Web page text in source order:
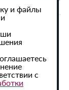
и файлы
с